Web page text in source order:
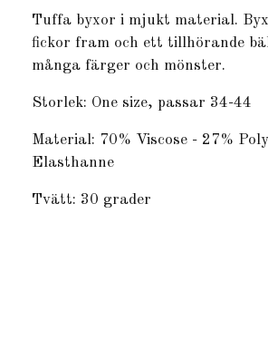
Tuffa byxor i mjukt material.
fickor fram och ett tillhörande
många färger och mönster.
Storlek: One size, passar 34-44
Material: 70% Viscose - 27%
Elasthanne
Tvätt: 30 grader